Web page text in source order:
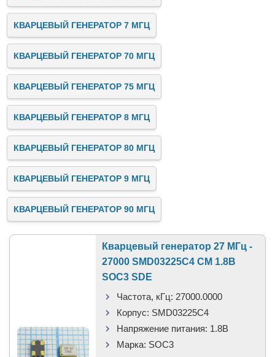
КВАРЦЕВЫЙ ГЕНЕРАТОР 7 МГЦ
КВАРЦЕВЫЙ ГЕНЕРАТОР 70 МГЦ
КВАРЦЕВЫЙ ГЕНЕРАТОР 75 МГЦ
КВАРЦЕВЫЙ ГЕНЕРАТОР 8 МГЦ
КВАРЦЕВЫЙ ГЕНЕРАТОР 80 МГЦ
КВАРЦЕВЫЙ ГЕНЕРАТОР 9 МГЦ
КВАРЦЕВЫЙ ГЕНЕРАТОР 90 МГЦ
Кварцевый генератор 27 МГц -
27000 SMD03225C4 CM 1.8В
SOC3 SDE
Частота, кГц: 27000.0000
Корпус: SMD03225C4
Напряжение питания: 1.8В
Марка: SOC3